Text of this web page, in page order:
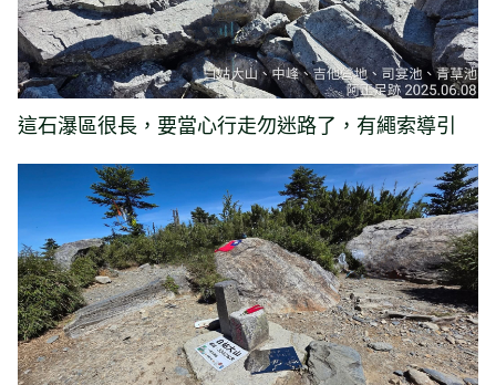
這石瀑區很長，要當心行走勿迷路了，有繩索導引